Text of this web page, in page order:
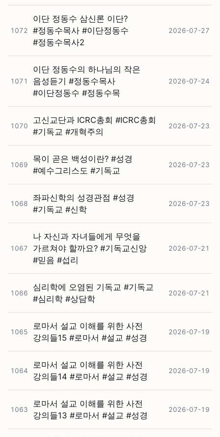
1072
이단 정동수 삼신론 이단?
#⁠정동수목사 #⁠이단정동수
#⁠정동수목사2
2026-07-27
1071
이단 정동수의 하나님의 작은
음성듣기 #⁠정동수목사
#⁠이단정동수 #⁠정동수목
2026-07-24
1070
고신교단과 ICRC총회 #⁠ICRC총회
#⁠기독교 #⁠개혁주의
2026-07-23
1069
목이 곧은 백성이란? #⁠성경
#⁠예수그리스도 #⁠기독교
2026-07-23
1068
좌파신학의 성경관점 #⁠성경
#⁠기독교 #⁠신학
2026-07-23
1067
나 자신과 자녀들에게 무엇을
가르쳐야 할까요? #⁠기독교신앙
#⁠믿음 #⁠섭리
2026-07-21
1066
심리학에 오염된 기독교 #⁠기독교
#⁠심리학 #⁠상담학
2026-07-21
1065
로마서 설교 이해를 위한 사전
강의들15 #⁠로마서 #⁠설교 #⁠성경
2026-07-19
1064
로마서 설교 이해를 위한 사전
강의들14 #⁠로마서 #⁠설교 #⁠성경
2026-07-19
1063
로마서 설교 이해를 위한 사전
강의들13 #⁠로마서 #⁠설교 #⁠성경
2026-07-19